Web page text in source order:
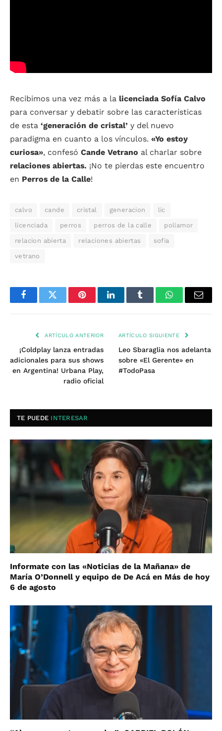
Recibimos una vez más a la licenciada Sofía Calvo
para conversar y debatir sobre las características
de esta ‘generación de cristal’ y del nuevo
paradigma en cuanto a los vínculos. «Yo estoy
curiosa», confesó Cande Vetrano al charlar sobre
relaciones abiertas. ¡No te pierdas este encuentro
en Perros de la Calle!
calvo cande cristal generacion lic
licenciada perros perros de la calle poliamor
relacion abierta relaciones abiertas sofia
vetrano
FacebookTwitter PinterestLinkedInTumblr WhatsAppEmail
ARTÍCULO ANTERIOR
¡Coldplay lanza entradas
adicionales para sus shows
en Argentina! Urbana Play,
radio oficial
ARTÍCULO SIGUIENTE
Leo Sbaraglia nos adelanta
sobre «El Gerente» en
#TodoPasa
TE PUEDE INTERESAR
Informate con las «Noticias de la Mañana» de
María O’Donnell y equipo de De Acá en Más de hoy
6 de agosto